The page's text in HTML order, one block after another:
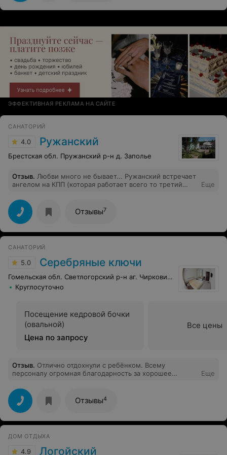
ЭФФЕКТИВНАЯ РЕКЛАМА НА САЙТЕ
САНАТОРИЙ
4.0 Ружанский
Брестская обл. Пружанский р-н д. Заполье
Отзыв. Любви много не бывает... Ружанский встречает
ангелом на КПП (которая работает всего то третий
множество достопримечательностей, танцевальный
зал (это моё), готовность сотрудников придти на
помощь, уютный номер, и т. д.
Еще
Отзывы7
САНАТОРИЙ
5.0 Серебряные ключи
Гомельская обл. Светлогорский р-н аг. Чирковичи
Круглосуточно
Посещение кедровой бочки
(овальной)
Цена по запросу
Все цены
Отзыв. Отлично отдохнули с ребёнком. Всему
персоналу огромная благодарность за хорошее
отдыхающим. Для детей очень много развлекательных
программ (концертов, дискотек, спектаклей). Питание
отличное, готовят очень вкусно. Очень интересный
кружок "Сувенирная наука" - отдельная благодарность
Елене Николаевне и Людмиле Васильевне. Спасибо за
Еще
Отзывы4
ДОМ ОТДЫХА
4.9 Логойский